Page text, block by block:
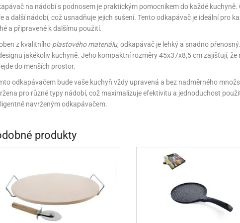
KÁVA
KOŘENÍ
MLÉČNÉ SUROVINY
MOUKA A DROŽDÍ
NÁPLNĚ A KRÉMY
OLEJE A TUKY
OŘECHOVÁ MÁSLA
POLEVY A GLAZÉ
PŘÍSADY A OCHUCOVADLA
VYPICHOVAČE
STOJANY NA ZDOBENÍ (LAZY SUSAN)
A VÝZTUHY DORTŮ
FORMY NA BONBÓNY
DORTŮ A DEZERTŮ
TEKUTÉ BARVY
TŘPYTKY DO NÁPOJŮ
KÁVA
KOŘENÍ
SUROVINY
A DROŽDÍMANDLOVÁ MOUKA
A KRÉMY
KRÉMY
NÁPLNĚ
OCHUCOVACÍ PASTY, AROMATA
A TUKY
MÁSLA
POLEVY A GLAZÉ
ZRCADLOVÉ POLEVY
TUKOVÉ POLEVY
PŘÍSADY A OCHUCOVADLAPOTRAVINÁŘSKÉ AROMA
VLAŽOVKY NA CHLEBA
PEKÁČE A PLECHY
PODLOŽKY NA VYVALOVÁNÍ
RELIÉFNÍ PODLOŽKY
SILIKONOVÉ FORMY NA PEČENÍ
SILIKONOVÉ RUKAVICE A PODLOŽKY
SÍTA
VYKRAJOVÁTKA
3D VYKRAJOVÁTKA
VYKRAJOVÁTKA NA HRNEČEK
NETRADIČNÍ VYKRAJOVÁTKA
VYKRAJOVÁTKA KLASICKÁ
na nádobí s podnosem je praktickým pomocníkem do každé kuchyně.
a další nádobí, což usnadňuje jejich sušení. Tento odkapávač je ideální pro
a připravené k dalšímu použití.
z kvalitního plastového materiálu, odkapávač je lehký a snadno
jakékoliv kuchyně. Jeho kompaktní rozměry 45x37x8,5 cm zajišťují,
do menších prostor.
odkapávačem bude vaše kuchyň vždy upravená a bez nadměrného
pro různé typy nádobí, což maximalizuje efektivitu a jednoduchost
navrženým odkapávačem.
produkty